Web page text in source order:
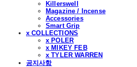
Killerswell
Magazine / Incense
Accessories
Smart Grip
x COLLECTIONS
x POLER
x MIKEY FEB
x TYLER WARREN
공지사항